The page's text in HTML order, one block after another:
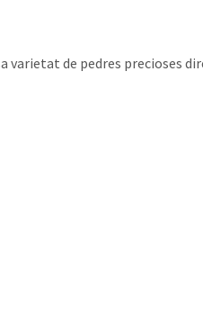
varietat de pedres precioses